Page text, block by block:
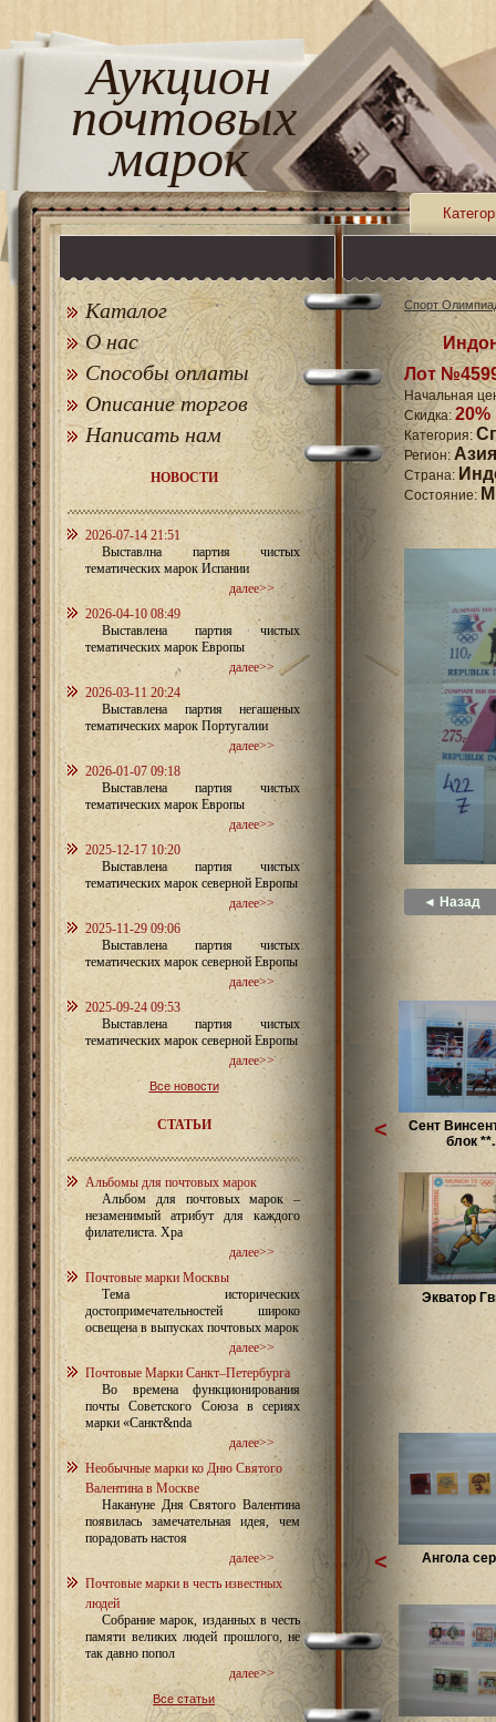
Аукцион
почтовых
марок
Каталог
О нас
Способы оплаты
Описание торгов
Написать нам
НОВОСТИ
2026-07-14 21:51
Выставлна партия чистых
тематических марок Испании
далее>>
2026-04-10 08:49
Выставлена партия чистых
тематических марок Европы
далее>>
2026-03-11 20:24
Выставлена партия негашеных
тематических марок Португалии
далее>>
2026-01-07 09:18
Выставлена партия чистых
тематических марок Европы
далее>>
2025-12-17 10:20
Выставлена партия чистых
тематических марок северной Европы
далее>>
2025-11-29 09:06
Выставлена партия чистых
тематических марок северной Европы
далее>>
2025-09-24 09:53
Выставлена партия чистых
тематических марок северной Европы
далее>>
Все новости
СТАТЬИ
Альбомы для почтовых марок
Альбом для почтовых марок –
незаменимый атрибут для каждого
филателиста. Хра
далее>>
Почтовые марки Москвы
Тема исторических
достопримечательностей широко
освещена в выпусках почтовых марок
далее>>
Почтовые Марки Санкт–Петербурга
Во времена функционирования
почты Советского Союза в сериях
марки «Санкт&nda
далее>>
Необычные марки ко Дню Святого
Валентина в Москве
Накануне Дня Святого Валентина
появилась замечательная идея, чем
порадовать настоя
далее>>
Почтовые марки в честь известных
людей
Собрание марок, изданных в честь
памяти великих людей прошлого, не
так давно попол
далее>>
Все статьи
Спорт
Лот
Начальная
Скидка: 20%
Категория:
Регион: Азия
Страна:
Состояние:
◄ Назад
Сент
блок
Экватор
<
Ангола
<